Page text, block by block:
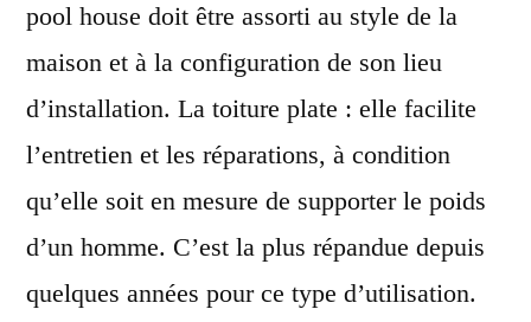
pool house doit être assorti au style de la
maison et à la configuration de son lieu
d’installation. La toiture plate : elle facilite
l’entretien et les réparations, à condition
qu’elle soit en mesure de supporter le poids
d’un homme. C’est la plus répandue depuis
quelques années pour ce type d’utilisation.